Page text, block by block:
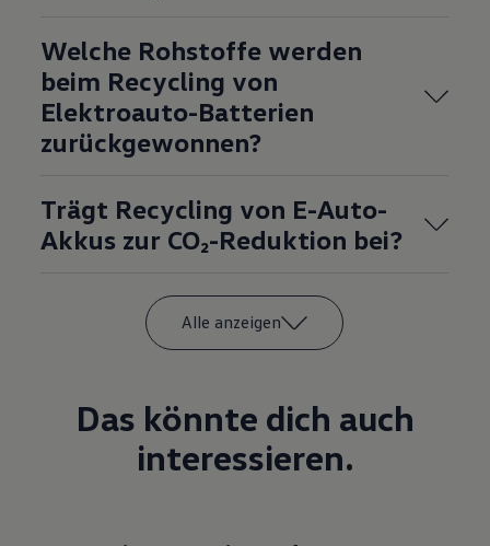
Welche Rohstoffe werden
beim Recycling von
Elektroauto-Batterien
zurückgewonnen?
Trägt Recycling von E-Auto-
Akkus zur CO₂-Reduktion bei?
Alle anzeigen
Das könnte dich auch
interessieren.